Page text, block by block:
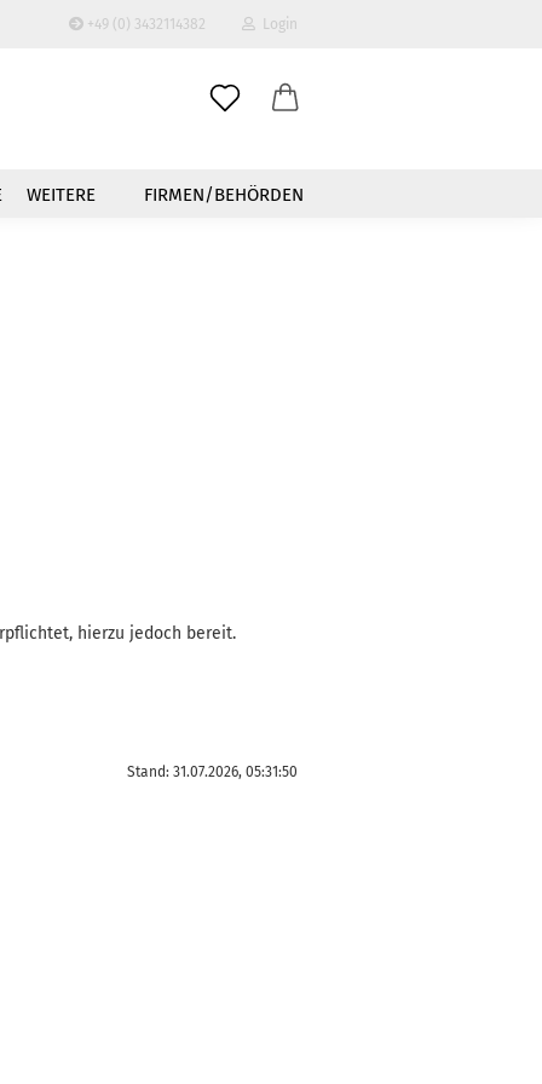
+49 (0) 3432114382 Login
FIRMEN/BEHÖRDEN
WEITERE
hierzu jedoch bereit.
Stand: 31.07.2026, 05:31:50